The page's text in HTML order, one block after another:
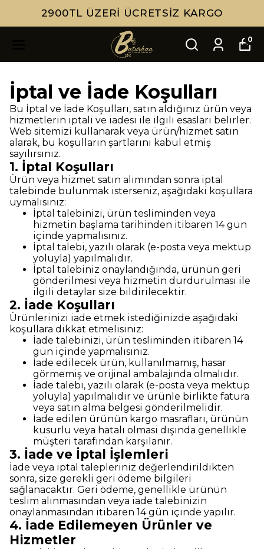
2900TL ÜZERI ÜCRETSIZ KARGO
0
İptal ve İade Koşulları
Bu İptal ve İade Koşulları, satın aldığınız ürün veya
hizmetlerin iptali ve iadesi ile ilgili esasları belirler.
Web sitemizi kullanarak veya ürün/hizmet satın
alarak, bu koşulların şartlarını kabul etmiş
sayılırsınız.
1. İptal Koşulları
Ürün veya hizmet satın alımından sonra iptal
talebinde bulunmak isterseniz, aşağıdaki koşullara
uymalısınız:
İptal talebinizi, ürün tesliminden veya
hizmetin başlama tarihinden itibaren 14 gün
içinde yapmalısınız.
İptal talebi, yazılı olarak (e-posta veya mektup
yoluyla) yapılmalıdır.
İptal talebiniz onaylandığında, ürünün geri
gönderilmesi veya hizmetin durdurulması ile
ilgili detaylar size bildirilecektir.
2. İade Koşulları
Ürünlerinizi iade etmek istediğinizde aşağıdaki
koşullara dikkat etmelisiniz:
İade talebinizi, ürün tesliminden itibaren 14
gün içinde yapmalısınız.
İade edilecek ürün, kullanılmamış, hasar
görmemiş ve orijinal ambalajında olmalıdır.
İade talebi, yazılı olarak (e-posta veya mektup
yoluyla) yapılmalıdır ve ürünle birlikte fatura
veya satın alma belgesi gönderilmelidir.
İade edilen ürünün kargo masrafları, ürünün
kusurlu veya hatalı olmasi dışında genellikle
müşteri tarafından karşılanır.
3. İade ve İptal İşlemleri
İade veya iptal talepleriniz değerlendirildikten
sonra, size gerekli geri ödeme bilgileri
sağlanacaktır. Geri ödeme, genellikle ürünün
teslim alınmasından veya iade talebinizin
onaylanmasından itibaren 14 gün içinde yapılır.
4. İade Edilemeyen Ürünler ve
Hizmetler